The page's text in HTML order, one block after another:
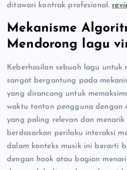
ditawari kontrak profesional.
Mekanisme
Mendorong lagu
Keberhasilan sebuah lagu untuk
sangat bergantung pada
yang dirancang untuk
waktu tonton pengguna dengan
yang paling relevan dan
berdasarkan perilaku interaksi
dalam konteks musik ini berarti
dengan hook atau bagian